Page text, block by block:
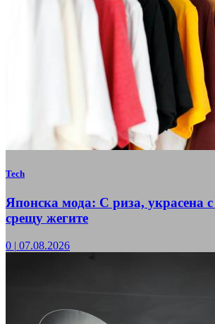
Tech
Японска мода: С риза, украсена
срещу жегите
0 | 07.08.2026